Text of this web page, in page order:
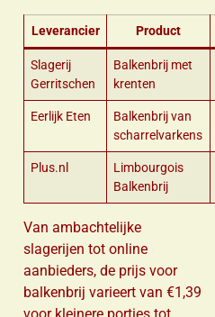
Leverancier Product
Slagerij
Gerritschen
Balkenbrij met
krenten
Eerlijk Eten
Balkenbrij van
scharrelvarkens
Plus.nl
Limbourgois
Balkenbrij
Van ambachtelijke
slagerijen tot online
aanbieders, de prijs voor
balkenbrij varieert van €1,39